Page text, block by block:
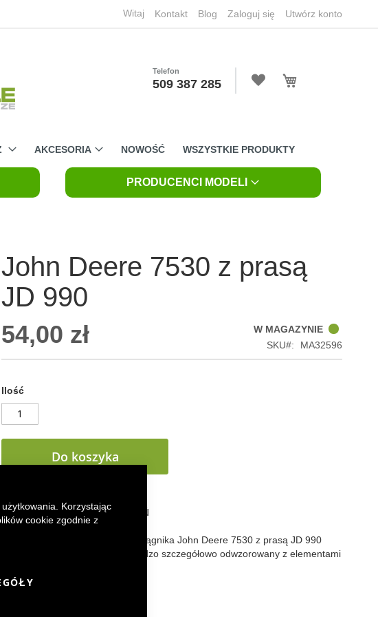
Korzystając
cookie zgodnie z
Witaj Kontakt Blog Zaloguj się Utwórz konto
Telefon
509 387 285
AKCESORIA NOWOŚĆ WSZYSTKIE PRODUKTY
PRODUCENCI MODELI
John Deere 7530 z prasą
JD 990
54,00 zł
W MAGAZYNIE
SKU
MA32596
Ilość
Do koszyka
DODAJ DO LISTY ŻYCZEŃ
Metalowy model kolekcjonerski ciągnika John Deere 7530 z prasą JD 990
1665 firmy Siku w skali 1:87. Bardzo szczegółowo odwzorowany z elementami